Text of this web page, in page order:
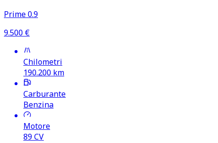
Prime 0.9
9.500 €
Chilometri
190.200 km
Carburante
Benzina
Motore
89CV